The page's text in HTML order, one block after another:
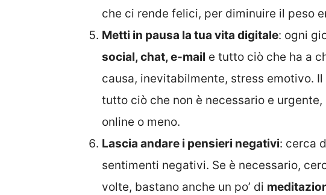
che ci rende felici, per diminuire il peso
Metti in pausa la tua vita digitale: ogni
social, chat, e-mail e tutto ciò che ha a
causa, inevitabilmente, stress emotivo.
tutto ciò che non è necessario e
online o meno.
Lascia andare i pensieri negativi: cerca
sentimenti negativi. Se è necessario,
volte, bastano anche un po’ di